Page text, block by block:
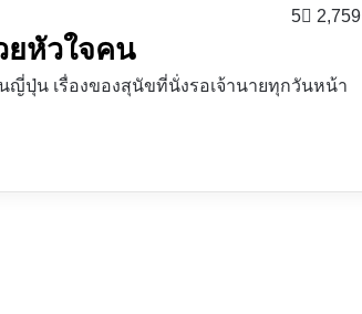
5 2,759
ยหัวใจคน
ญี่ปุ่น เรื่องของสุนัขที่นั่งรอเจ้านายทุกวันหน้า